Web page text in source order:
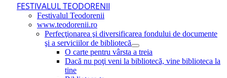
FESTIVALUL TEODORENII
Festivalul Teodorenii
www.teodorenii.ro
Perfecţionarea şi diversificarea fondului de documente
şi a serviciilor de bibliotecă
O carte pentru vârsta a treia
Dacă nu poţi veni la bibliotecă, vine biblioteca la
tine